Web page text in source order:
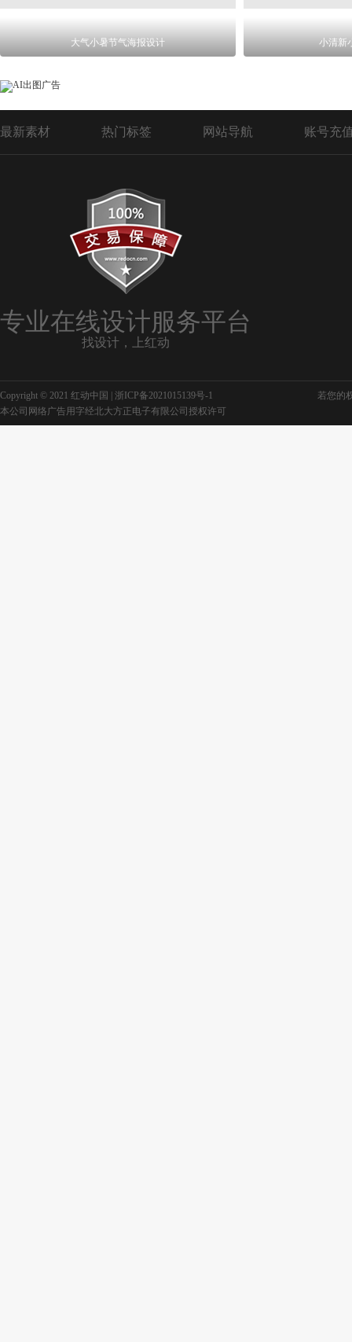
大气小暑节气海报设计 小清新
最新素材 热门标签 网站导航 账号充
专业在线设计服务平台
找设计，上红动
Copyright © 2021 红动中国 | 浙ICP备2021015139号-1
若您的
本公司网络广告用字经北大方正电子有限公司授权许可